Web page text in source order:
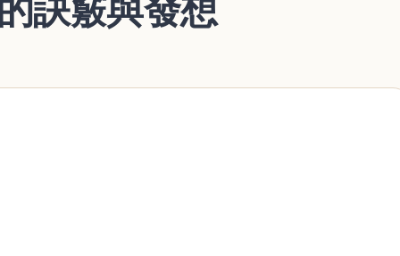
訣竅與發想